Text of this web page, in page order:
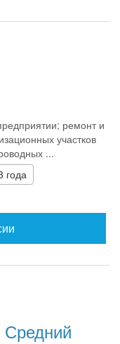
ремонт и
участков
...
года